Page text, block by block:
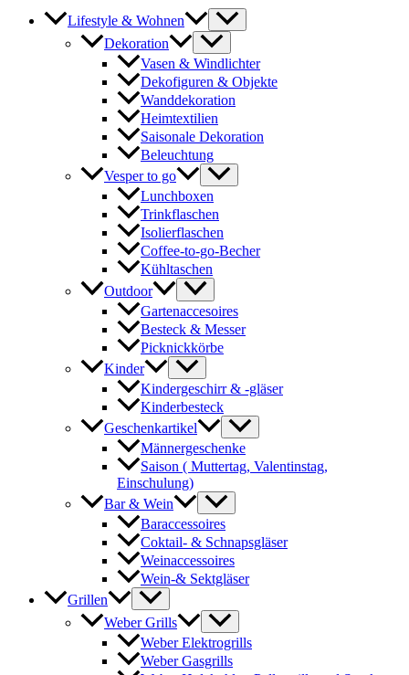
Lifestyle & Wohnen
Dekoration
Vasen & Windlichter
Dekofiguren & Objekte
Wanddekoration
Heimtextilien
Saisonale Dekoration
Beleuchtung
Vesper to go
Lunchboxen
Trinkflaschen
Isolierflaschen
Coffee-to-go-Becher
Kühltaschen
Outdoor
Gartenaccesoires
Besteck & Messer
Picknickkörbe
Kinder
Kindergeschirr & -gläser
Kinderbesteck
Geschenkartikel
Männergeschenke
Saison ( Muttertag, Valentinstag,
Einschulung)
Bar & Wein
Baraccessoires
Coktail- & Schnapsgläser
Weinaccessoires
Wein-& Sektgläser
Grillen
Weber Grills
Weber Elektrogrills
Weber Gasgrills